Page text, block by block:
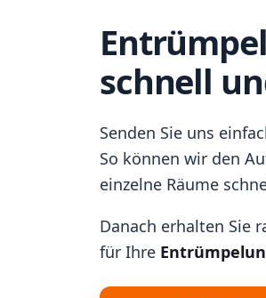
schnell
Senden Sie uns
So können wir den
einzelne Räume
Danach erhalten Sie
für Ihre